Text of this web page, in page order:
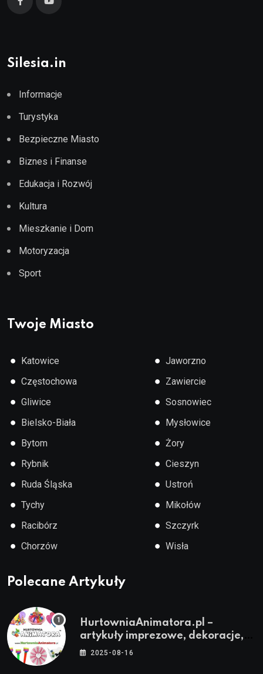
Silesia.in
Informacje
Turystyka
Bezpieczne Miasto
Biznes i Finanse
Edukacja i Rozwój
Kultura
Mieszkanie i Dom
Motoryzacja
Sport
Twoje Miasto
● Katowice
● Częstochowa
● Gliwice
● Bielsko-Biała
● Bytom
● Rybnik
● Ruda Śląska
● Tychy
● Racibórz
● Chorzów
● Jaworzno
● Zawiercie
● Sosnowiec
● Mysłowice
● Żory
● Cieszyn
● Ustroń
● Mikołów
● Szczyrk
● Wisła
Polecane Artykuły
HurtowniaAnimatora.pl –
artykuły imprezowe, dekoracje,
stroje i akcesoria dla animatorów
2025-08-16